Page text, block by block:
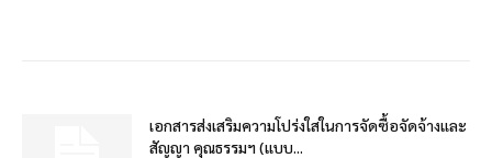
เอกสารส่งเสริมความโปร่งใสในการจัดซื้อจัดจ้างและ
สัญญา คุณธรรมฯ (แบบ...